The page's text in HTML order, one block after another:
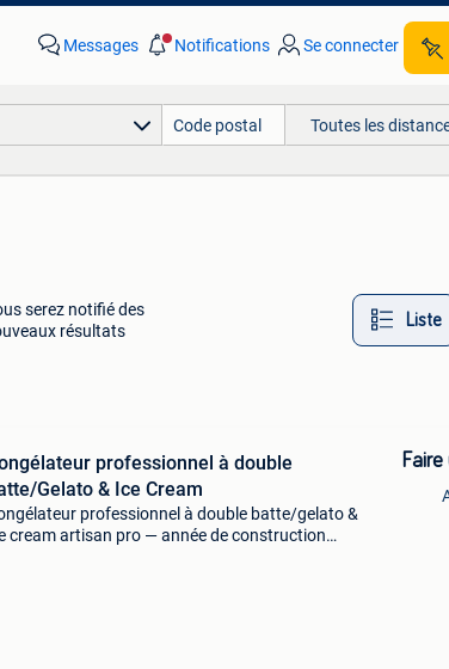
Messages Notifications Se connecter
Toutes les
serez notifié des
résultats
Liste
professionnel à double
Gelato & Ice Cream
professionnel à double batte/gelato &
cream artisan pro — année de construction